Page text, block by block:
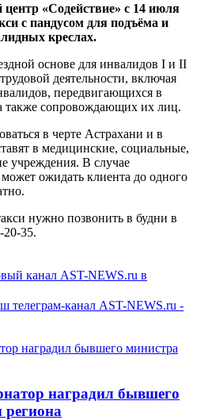
«Содействие» с 14 июля
с пандусом для подъёма и
креслах.
основе для инвалидов I и II
деятельности, включая
передвигающихся в
также сопровождающих их лиц.
в черте Астрахани и в
в медицинские, социальные,
учреждения. В случае
ожидать клиента до одного
нужно позвонить в будни в
20-35.
канал AST-NEWS.ru в
телеграм-канал AST-NEWS.ru -
наградил бывшего